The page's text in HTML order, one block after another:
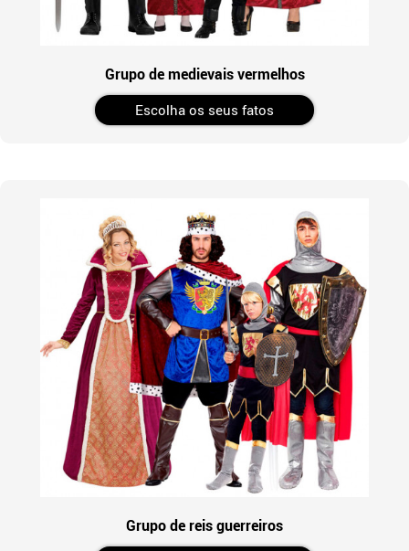
Grupo de medievais vermelhos
Escolha os seus fatos
Grupo de reis guerreiros